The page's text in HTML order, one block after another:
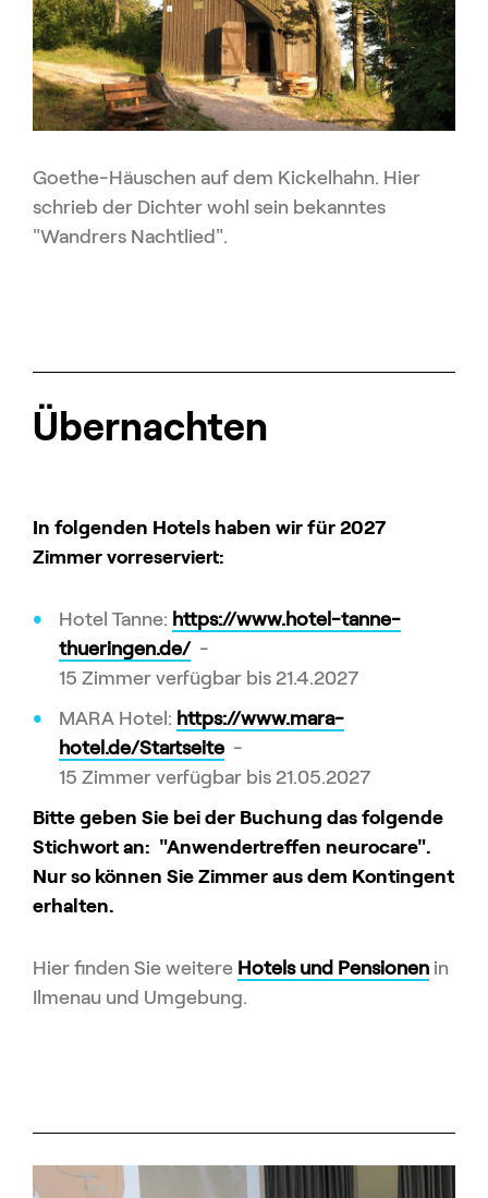
Goethe-Häuschen auf dem Kickelhahn. Hier
schrieb der Dichter wohl sein bekanntes
"Wandrers Nachtlied".
Übernachten
In folgenden Hotels haben wir für 2027
Zimmer vorreserviert:
Hotel Tanne: https://www.hotel-tanne-
thueringen.de/-
15 Zimmer verfügbar bis 21.4.2027
MARA Hotel: https://www.mara-
hotel.de/Startseite -
15 Zimmer verfügbar bis 21.05.2027
Bitte geben Sie bei der Buchung das folgende
Stichwort an: "Anwendertreffen neurocare".
Nur so können Sie Zimmer aus dem Kontingent
erhalten.
Hier finden Sie weitere Hotels und Pensionen in
Ilmenau und Umgebung.